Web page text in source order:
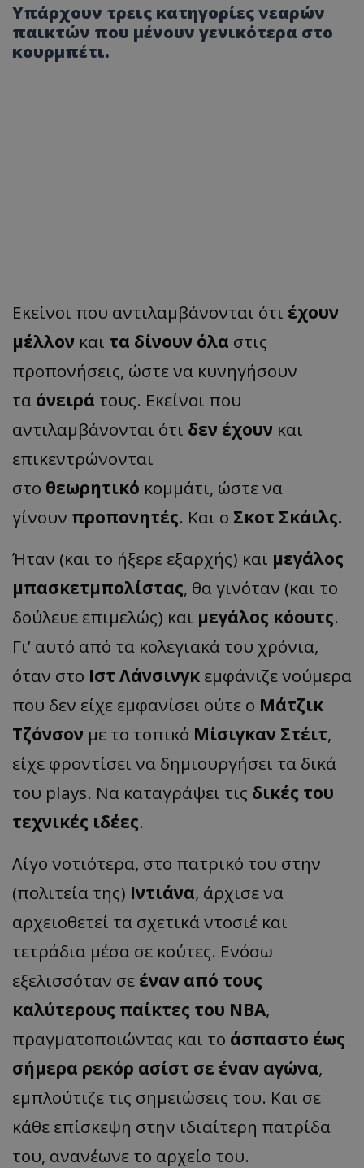
Υπάρχουν τρεις κατηγορίες νεαρών
παικτών που μένουν γενικότερα στο
κουρμπέτι.
Εκείνοι που αντιλαμβάνονται ότι έχουν
μέλλον και τα δίνουν όλα στις
προπονήσεις, ώστε να κυνηγήσουν
τα όνειρά τους. Εκείνοι που
αντιλαμβάνονται ότι δεν έχουν και
επικεντρώνονται
στο θεωρητικό κομμάτι, ώστε να
γίνουν προπονητές. Και ο Σκοτ Σκάιλς.
Ήταν (και το ήξερε εξαρχής) και μεγάλος
μπασκετμπολίστας, θα γινόταν (και το
δούλευε επιμελώς) και μεγάλος κόουτς.
Γι’ αυτό από τα κολεγιακά του χρόνια,
όταν στο Ιστ Λάνσινγκ εμφάνιζε νούμερα
που δεν είχε εμφανίσει ούτε ο Μάτζικ
Τζόνσον με το τοπικό Μίσιγκαν Στέιτ,
είχε φροντίσει να δημιουργήσει τα δικά
του plays. Να καταγράψει τις δικές του
τεχνικές ιδέες.
Λίγο νοτιότερα, στο πατρικό του στην
(πολιτεία της) Ιντιάνα, άρχισε να
αρχειοθετεί τα σχετικά ντοσιέ και
τετράδια μέσα σε κούτες. Ενόσω
εξελισσόταν σε έναν από τους
καλύτερους παίκτες του ΝΒΑ,
πραγματοποιώντας και το άσπαστο έως
σήμερα ρεκόρ ασίστ σε έναν αγώνα,
εμπλούτιζε τις σημειώσεις του. Και σε
κάθε επίσκεψη στην ιδιαίτερη πατρίδα
του, ανανέωνε το αρχείο του.